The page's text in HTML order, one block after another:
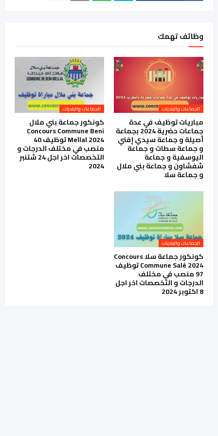
وظائف تهمك
الجماعات والبلديات
مباريات توظيف في عدة
جماعات حضرية 2024 بجماعة
أصيلة و جماعة سيدي إفني
و جماعة سطات و جماعة
اليوسفية و جماعة
شفشاون و جماعة بني ملال
و جماعة سلا
الجماعات والبلديات
كونكور جماعة بني ملال
Concours Commune Beni
Mellal 2024 توظيف 40
منصب في مختلف الدرجات و
التخصصات اخر اجل 24 شتنبر
2024
الجماعات والبلديات
كونكور جماعة سلا Concours
Commune Salé 2024 توظيف
97 منصب في مختلف
الدرجات و التخصصات اخر اجل
8 اكتوبر 2024